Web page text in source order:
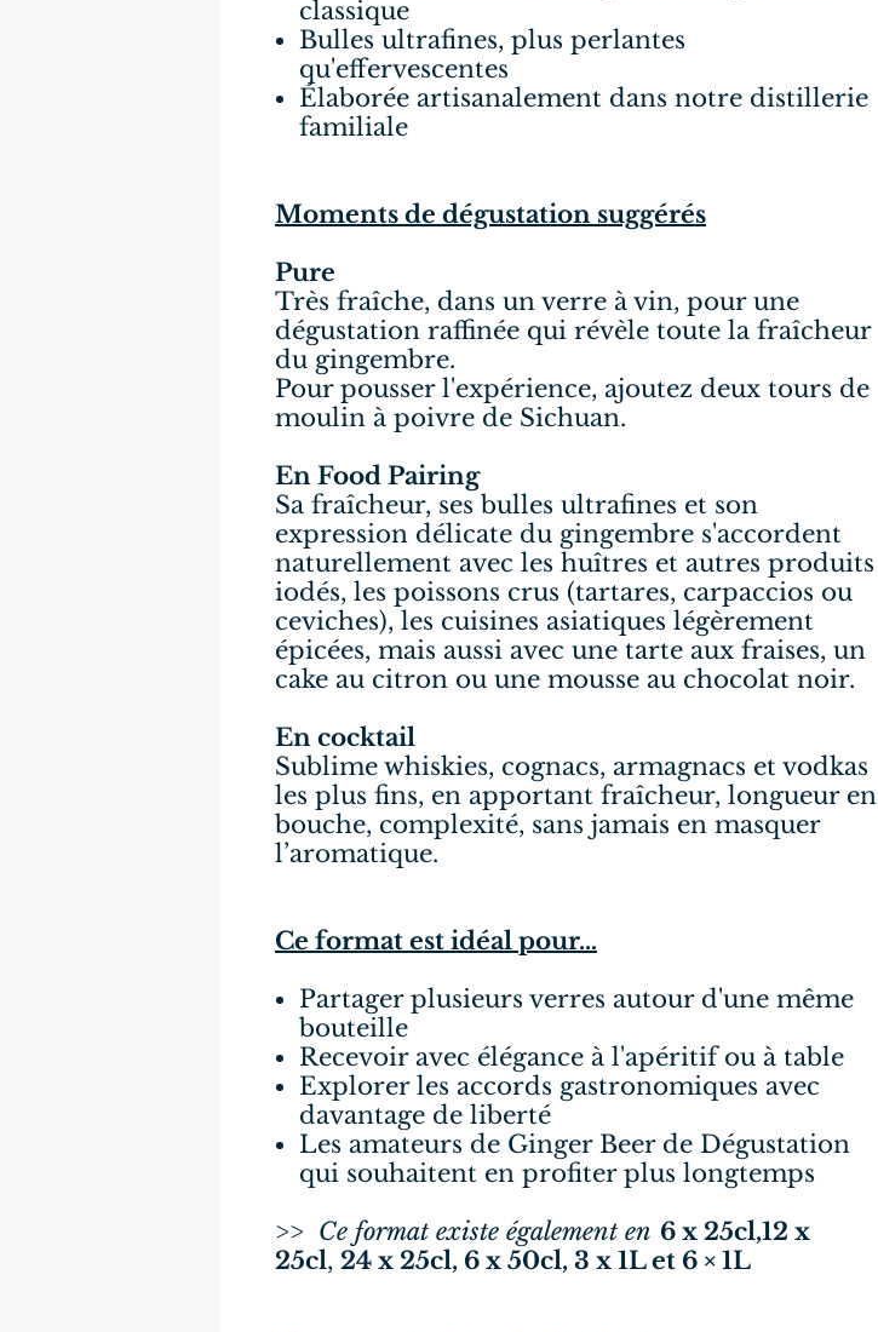
classique
Bulles ultrafines, plus perlantes
qu'effervescentes
Élaborée artisanalement dans notre distillerie
familiale
Moments de dégustation suggérés
Pure
Très fraîche, dans un verre à vin, pour une
dégustation raffinée qui révèle toute la fraîcheur
du gingembre.
Pour pousser l'expérience, ajoutez deux tours de
moulin à poivre de Sichuan.
En Food Pairing
Sa fraîcheur, ses bulles ultrafines et son
expression délicate du gingembre s'accordent
naturellement avec les huîtres et autres produits
iodés, les poissons crus (tartares, carpaccios ou
ceviches), les cuisines asiatiques légèrement
épicées, mais aussi avec une tarte aux fraises, un
cake au citron ou une mousse au chocolat noir.
En cocktail
Sublime whiskies, cognacs, armagnacs et vodkas
les plus fins, en apportant fraîcheur, longueur en
bouche, complexité, sans jamais en masquer
l’aromatique.
Ce format est idéal pour…
Partager plusieurs verres autour d'une même
bouteille
Recevoir avec élégance à l'apéritif ou à table
Explorer les accords gastronomiques avec
davantage de liberté
Les amateurs de Ginger Beer de Dégustation
qui souhaitent en profiter plus longtemps
>> Ce format existe également en 6 x 25cl,12 x
25cl, 24 x 25cl, 6 x 50cl, 3 x 1L et 6 × 1L